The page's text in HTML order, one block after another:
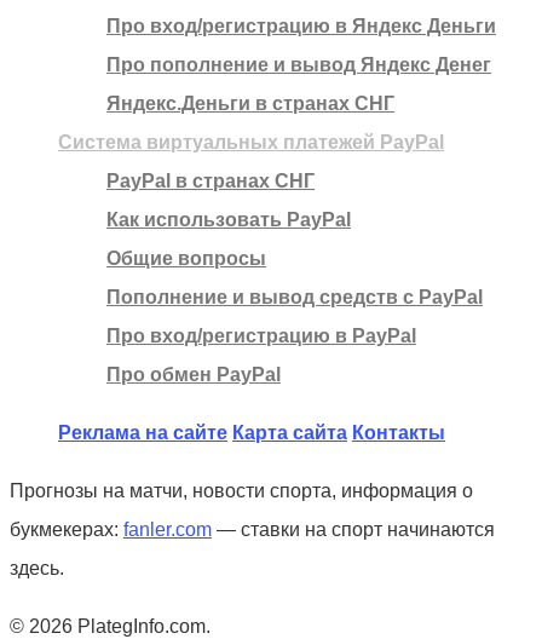
Про вход/регистрацию в Яндекс Деньги
Про пополнение и вывод Яндекс Денег
Яндекс.Деньги в странах СНГ
Система виртуальных платежей PayPal
PayPal в странах СНГ
Как использовать PayPal
Общие вопросы
Пополнение и вывод средств с PayPal
Про вход/регистрацию в PayPal
Про обмен PayPal
Реклама на сайте Карта сайта Контакты
Прогнозы на матчи, новости спорта, информация о
букмекерах: fanler.com — ставки на спорт начинаются
здесь.
© 2026 PlategInfo.com.